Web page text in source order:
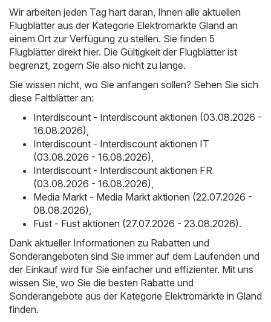
Wir arbeiten jeden Tag hart daran, Ihnen alle aktuellen
Flugblätter aus der Kategorie Elektromärkte Gland an
einem Ort zur Verfügung zu stellen. Sie finden 5
Flugblätter direkt hier. Die Gültigkeit der Flugblätter ist
begrenzt, zögern Sie also nicht zu lange.
Sie wissen nicht, wo Sie anfangen sollen? Sehen Sie sich
diese Faltblätter an:
Interdiscount - Interdiscount aktionen (03.08.2026 -
16.08.2026),
Interdiscount - Interdiscount aktionen IT
(03.08.2026 - 16.08.2026),
Interdiscount - Interdiscount aktionen FR
(03.08.2026 - 16.08.2026),
Media Markt - Media Markt aktionen (22.07.2026 -
08.08.2026),
Fust - Fust aktionen (27.07.2026 - 23.08.2026).
Dank aktueller Informationen zu Rabatten und
Sonderangeboten sind Sie immer auf dem Laufenden und
der Einkauf wird für Sie einfacher und effizienter. Mit uns
wissen Sie, wo Sie die besten Rabatte und
Sonderangebote aus der Kategorie Elektromärkte in Gland
finden.